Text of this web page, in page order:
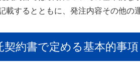
載するとともに、発注内容その他の
契約書で定める基本的事項